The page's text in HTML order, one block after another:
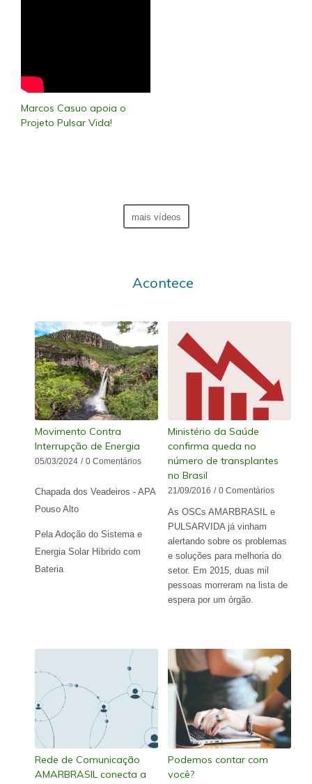
Marcos Casuo apoia o
Projeto Pulsar Vida!
mais vídeos
Acontece
Movimento Contra
Interrupção de Energia
05/03/2024 / 0 Comentários
Chapada dos Veadeiros - APA
Pouso Alto
Pela Adoção do Sistema e
Energia Solar Híbrido com
Bateria
Ministério da Saúde
confirma queda no
número de transplantes
no Brasil
21/09/2016 / 0 Comentários
As OSCs AMARBRASIL e
PULSARVIDA já vinham
alertando sobre os problemas
e soluções para melhoria do
setor. Em 2015, duas mil
pessoas morreram na lista de
espera por um órgão.
Rede de Comunicação
AMARBRASIL conecta a
Podemos contar com
você?